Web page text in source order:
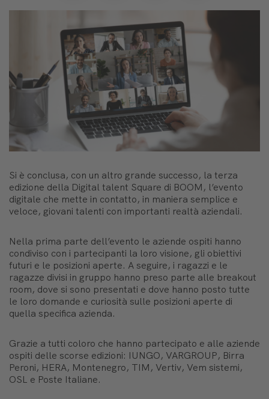
Si è conclusa, con un altro grande successo, la terza
edizione della Digital talent Square di BOOM, l’evento
digitale che mette in contatto, in maniera semplice e
veloce, giovani talenti con importanti realtà aziendali.
Nella prima parte dell’evento le aziende ospiti hanno
condiviso con i partecipanti la loro visione, gli obiettivi
futuri e le posizioni aperte. A seguire, i ragazzi e le
ragazze divisi in gruppo hanno preso parte alle breakout
room, dove si sono presentati e dove hanno posto tutte
le loro domande e curiosità sulle posizioni aperte di
quella specifica azienda.
Grazie a tutti coloro che hanno partecipato e alle aziende
ospiti delle scorse edizioni: IUNGO, VARGROUP, Birra
Peroni, HERA, Montenegro, TIM, Vertiv, Vem sistemi,
OSL e Poste Italiane.